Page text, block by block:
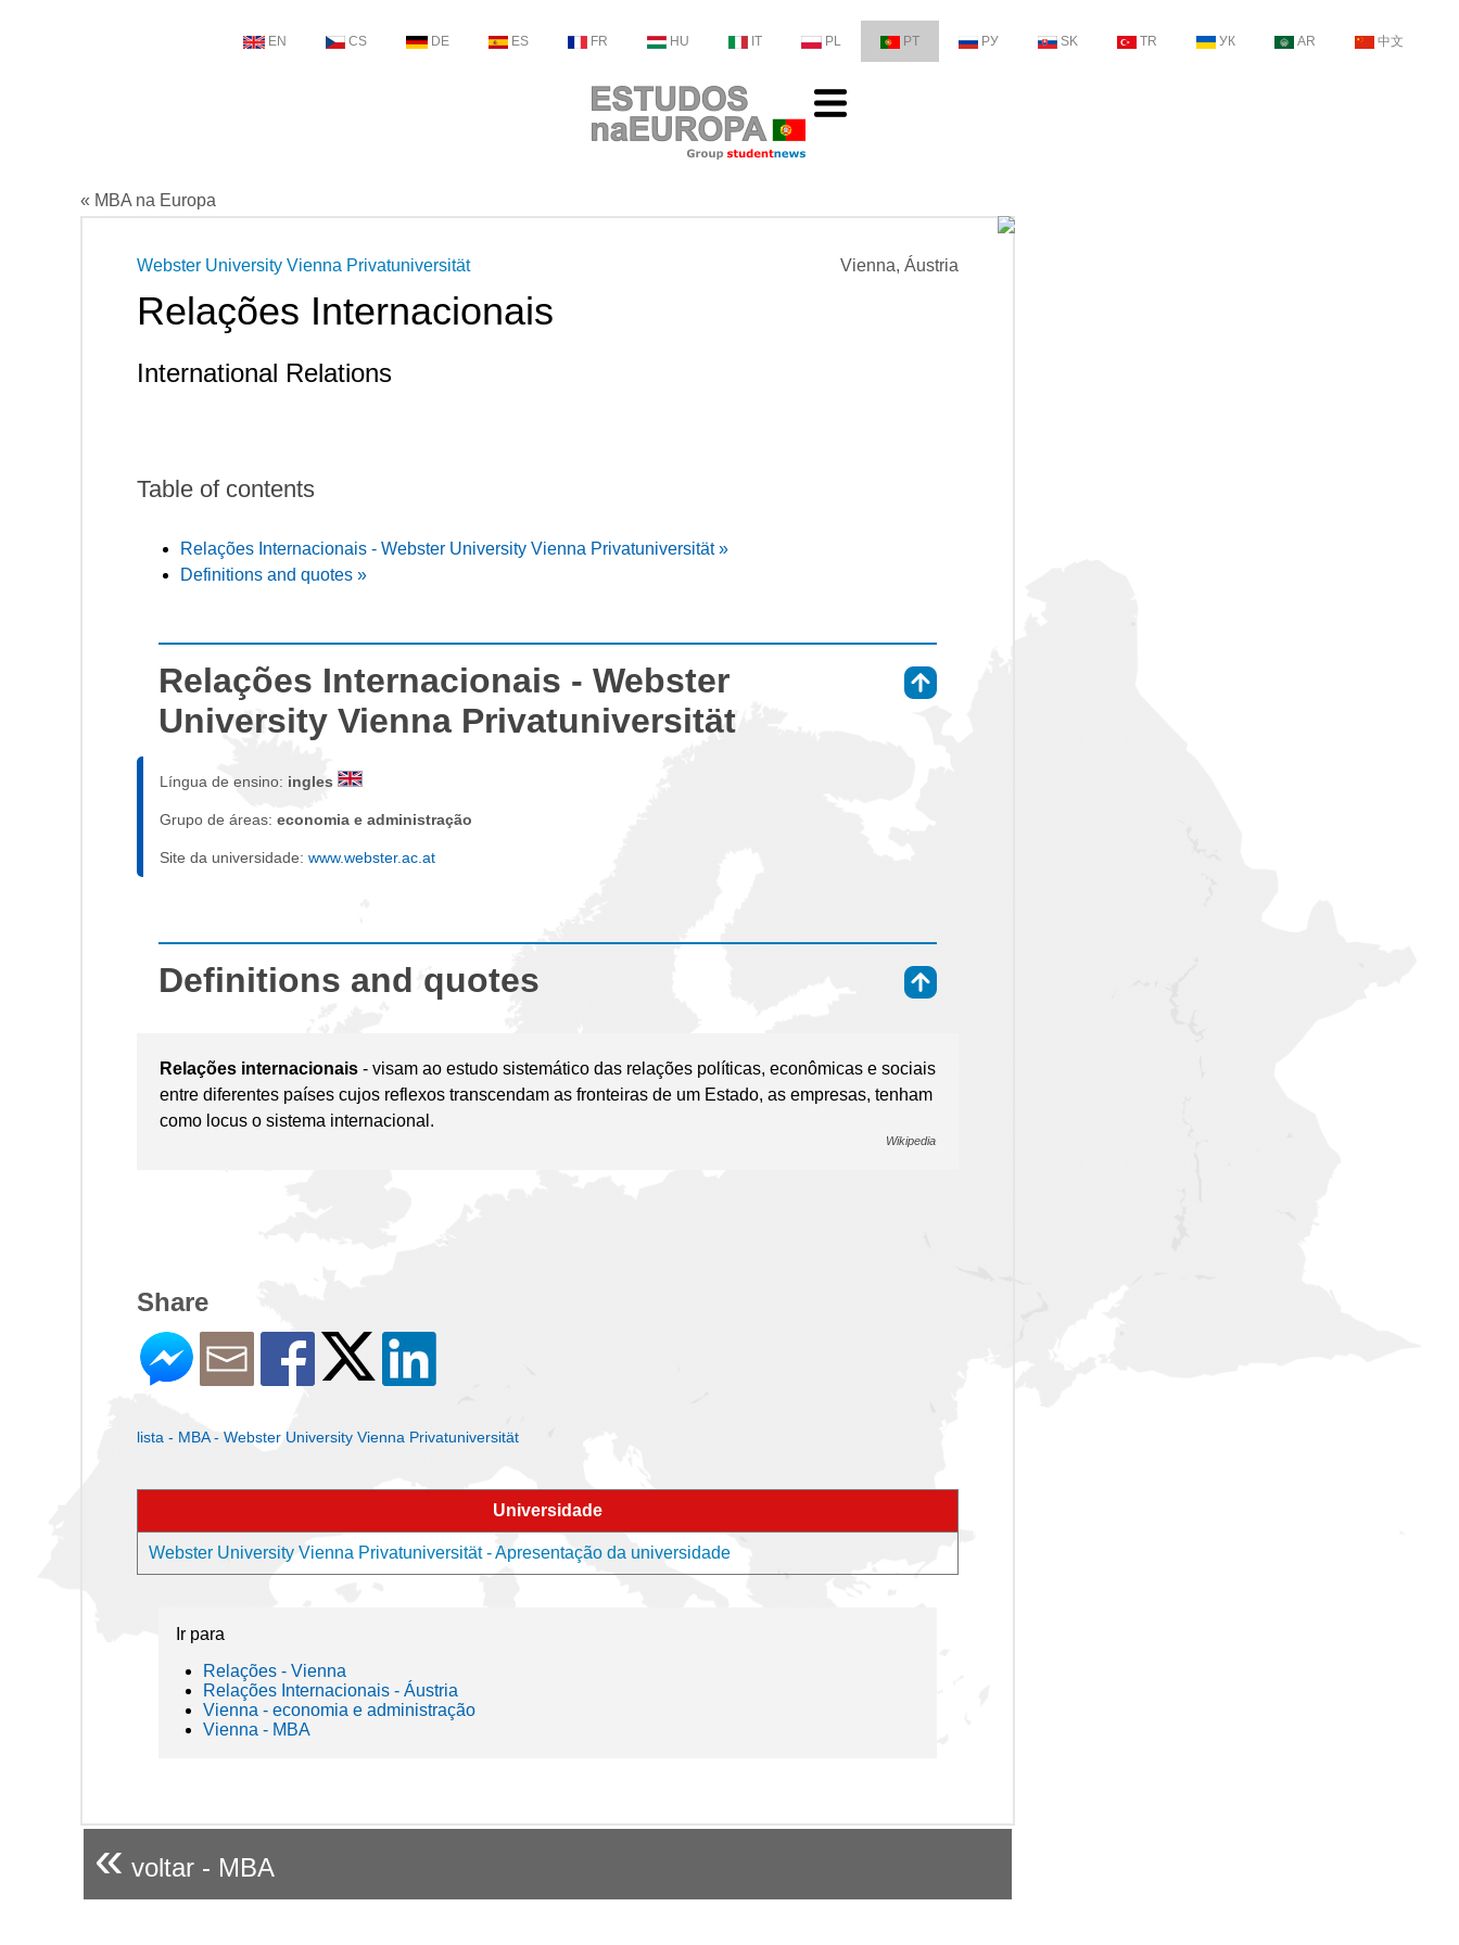
EN CS DE ES FR HU IT PL PT РУ SK TR УК AR 中文
« MBA na Europa
Vienna, Áustria
Webster University Vienna Privatuniversität
Relações Internacionais
International Relations
Table of contents
Relações Internacionais - Webster University Vienna Privatuniversität »
Definitions and quotes »
Relações Internacionais - Webster
University Vienna Privatuniversität
Língua de ensino: ingles
Grupo de áreas: economia e administração
Site da universidade: www.webster.ac.at
Definitions and quotes
Relações internacionais - visam ao estudo sistemático das relações políticas, econômicas e sociais
entre diferentes países cujos reflexos transcendam as fronteiras de um Estado, as empresas, tenham
como locus o sistema internacional.
Wikipedia
Share
lista - MBA - Webster University Vienna Privatuniversität
Universidade
Webster University Vienna Privatuniversität - Apresentação da universidade
Ir para
Relações - Vienna
Relações Internacionais - Áustria
Vienna - economia e administração
Vienna - MBA
« voltar - MBA